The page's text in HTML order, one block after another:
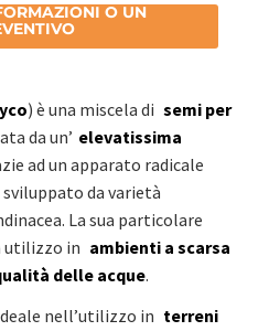
O UN
) è una miscela di semi per
da un’ elevatissima
ad un apparato radicale
da varietà
La sua particolare
utilizzo in ambienti a scarsa
delle acque.
nell’utilizzo in terreni